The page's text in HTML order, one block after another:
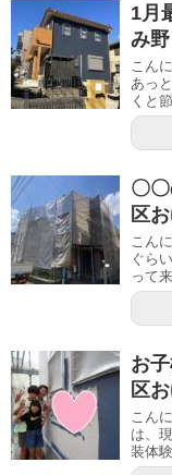
1月
み野
こん
あっ
くと
〇
区
こん
ぐら
って
お
区
こん
は、
装体